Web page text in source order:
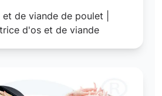
de viande de poulet |
d'os et de viande